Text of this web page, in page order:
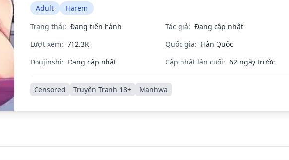
Adult
Harem
Trạng thái: Đang tiến hành Tác giả: Đang cập nhật
Lượt xem: 712.3K Quốc gia: Hàn Quốc
Doujinshi: Đang cập nhật Cập nhật lần cuối: 62 ngày trước
Censored Truyện Tranh 18+ Manhwa